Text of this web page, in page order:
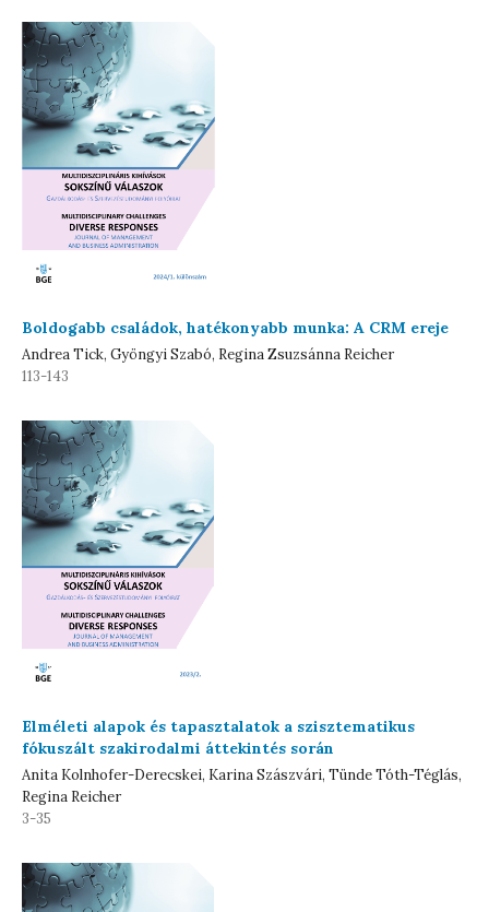
Boldogabb családok, hatékonyabb munka: A CRM ereje
Andrea Tick, Gyöngyi Szabó, Regina Zsuzsánna Reicher
113-143
Elméleti alapok és tapasztalatok a szisztematikus
fókuszált szakirodalmi áttekintés során
Anita Kolnhofer-Derecskei, Karina Szászvári, Tünde Tóth-Téglás,
Regina Reicher
3-35